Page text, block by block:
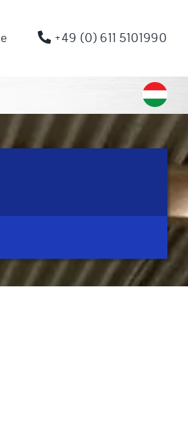
+49 (0) 611 5101990